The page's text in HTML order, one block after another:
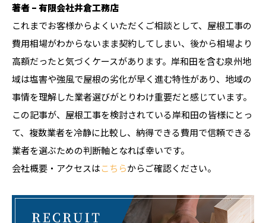
著者 – 有限会社井倉工務店
これまでお客様からよくいただくご相談として、屋根工事の
費用相場がわからないまま契約してしまい、後から相場より
高額だったと気づくケースがあります。岸和田を含む泉州地
域は塩害や強風で屋根の劣化が早く進む特性があり、地域の
事情を理解した業者選びがとりわけ重要だと感じています。
この記事が、屋根工事を検討されている岸和田の皆様にとっ
て、複数業者を冷静に比較し、納得できる費用で信頼できる
業者を選ぶための判断軸となれば幸いです。
会社概要・アクセスはこちらからご確認ください。